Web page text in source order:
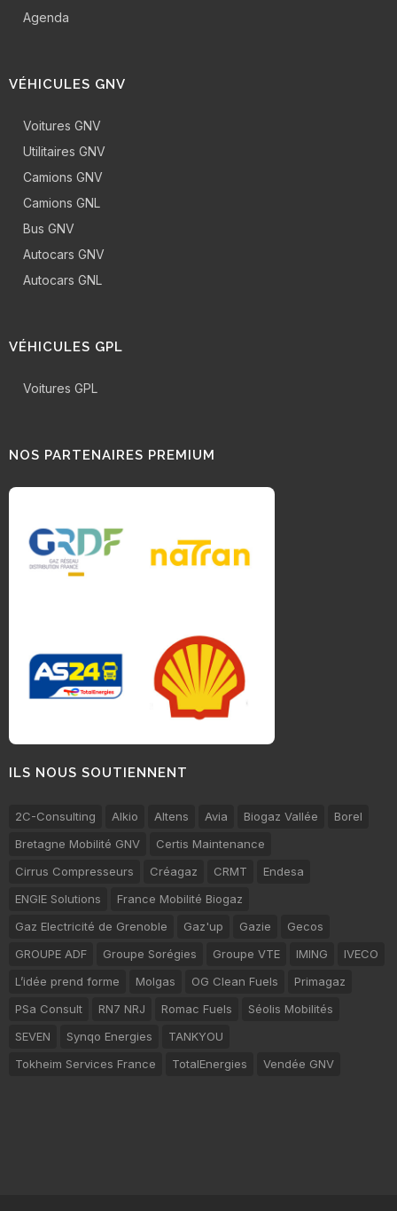
Agenda
VÉHICULES GNV
Voitures GNV
Utilitaires GNV
Camions GNV
Camions GNL
Bus GNV
Autocars GNV
Autocars GNL
VÉHICULES GPL
Voitures GPL
NOS PARTENAIRES PREMIUM
ILS NOUS SOUTIENNENT
2C-Consulting Alkio Altens Avia Biogaz Vallée
Borel
Bretagne Mobilité GNV
Certis Maintenance
Cirrus Compresseurs
Créagaz CRMT
Endesa
ENGIE Solutions
France Mobilité Biogaz
Gaz Electricité de Grenoble
Gaz'up Gazie
Gecos
GROUPE ADF
Groupe Sorégies Groupe VTE IMING
IVECO
L’idée prend forme
Molgas OG Clean Fuels
Primagaz
PSa Consult
RN7 NRJ Romac Fuels
Séolis Mobilités
SEVEN
Synqo Energies
TANKYOU
Tokheim Services France
TotalEnergies Vendée GNV